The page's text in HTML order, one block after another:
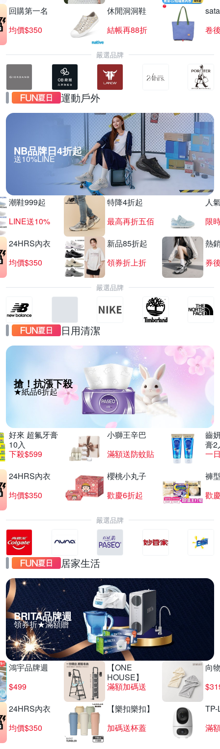
回購第一名
均價$350
休閒洞洞鞋
結帳再88折
卷
嚴選品牌
運動戶外
NB品牌日4折起
送10%LINE
潮鞋999起
LINE送10%
特降4折起
最高再折五佰
人
限
24HRS內衣
均價$350
新品85折起
領券折上折
熱
券
嚴選品牌
日用清潔
搶！抗漲下殺
★紙品6折起
好來 超氟牙膏
10入
下殺$599
小獅王辛巴
滿額送防蚊貼
齒
膏2
一
24HRS內衣
均價$350
櫻桃小丸子
歡慶6折起
褲
歡
嚴選品牌
居家生活
BRITA品牌週
領券折★滿額贈
鴻宇品牌週
$499
【ONE
HOUSE】
滿額加碼送
向
24HRS內衣
均價$350
【樂扣樂扣】
加碼送杯蓋
TP-
滿